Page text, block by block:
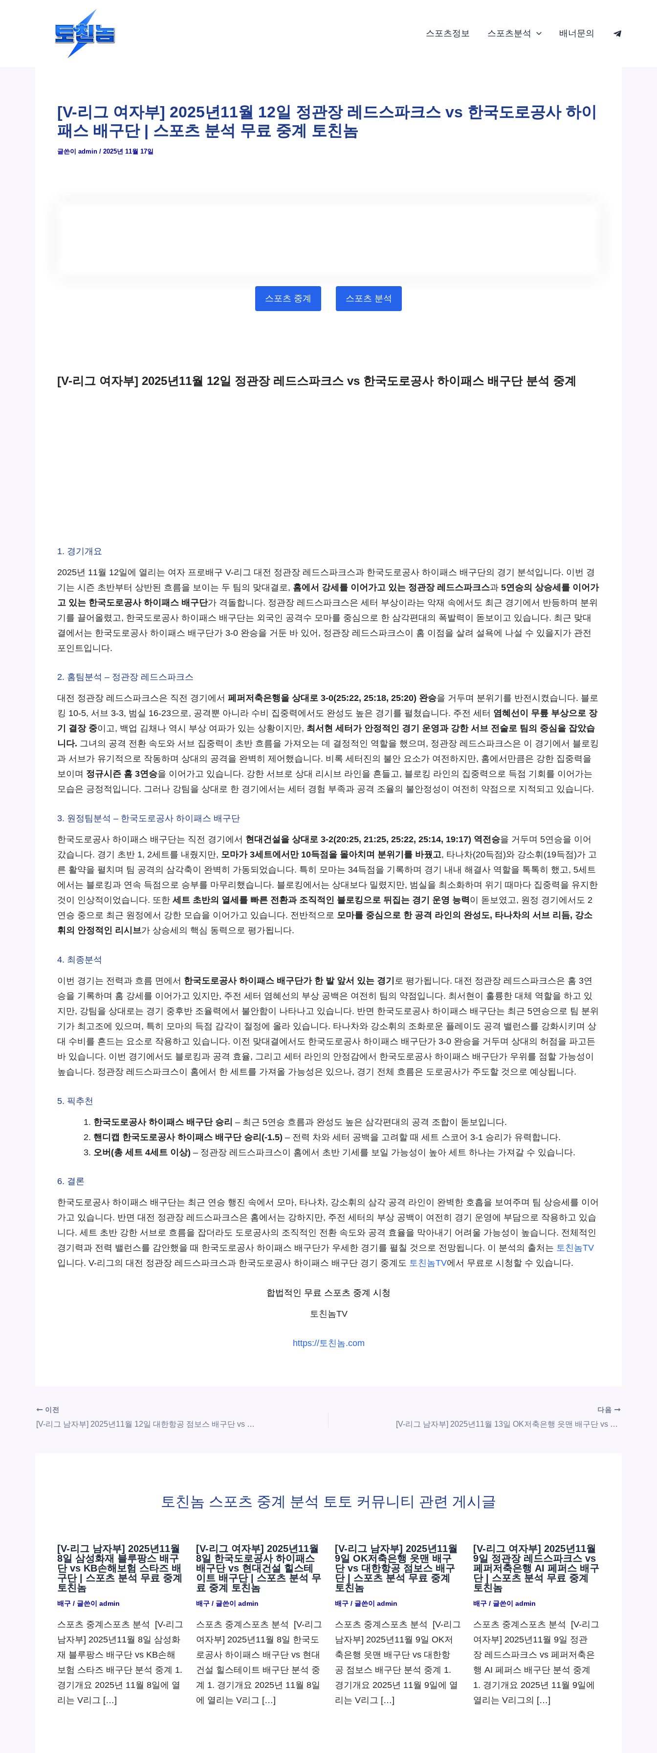
스포츠정보 스포츠분석 배너문의
[V-리그 여자부] 2025년11월 12일 정관장 레드스파크스 vs 한국도로공사 하이
패스 배구단 | 스포츠 분석 무료 중계 토친놈
글쓴이 admin / 2025년 11월 17일
스포츠 중계 스포츠 분석
[V-리그 여자부] 2025년11월 12일 정관장 레드스파크스 vs 한국도로공사 하이패스 배구단 분석 중계
1. 경기개요
2025년 11월 12일에 열리는 여자 프로배구 V-리그 대전 정관장 레드스파크스과 한국도로공사 하이패스 배구단의 경기 분석입니다. 이번 경
기는 시즌 초반부터 상반된 흐름을 보이는 두 팀의 맞대결로, 홈에서 강세를 이어가고 있는 정관장 레드스파크스과 5연승의 상승세를 이어가
고 있는 한국도로공사 하이패스 배구단가 격돌합니다. 정관장 레드스파크스은 세터 부상이라는 악재 속에서도 최근 경기에서 반등하며 분위
기를 끌어올렸고, 한국도로공사 하이패스 배구단는 외국인 공격수 모마를 중심으로 한 삼각편대의 폭발력이 돋보이고 있습니다. 최근 맞대
결에서는 한국도로공사 하이패스 배구단가 3-0 완승을 거둔 바 있어, 정관장 레드스파크스이 홈 이점을 살려 설욕에 나설 수 있을지가 관전
포인트입니다.
2. 홈팀분석 – 정관장 레드스파크스
대전 정관장 레드스파크스은 직전 경기에서 페퍼저축은행을 상대로 3-0(25:22, 25:18, 25:20) 완승을 거두며 분위기를 반전시켰습니다. 블로
킹 10-5, 서브 3-3, 범실 16-23으로, 공격뿐 아니라 수비 집중력에서도 완성도 높은 경기를 펼쳤습니다. 주전 세터 염혜선이 무릎 부상으로 장
기 결장 중이고, 백업 김채나 역시 부상 여파가 있는 상황이지만, 최서현 세터가 안정적인 경기 운영과 강한 서브 전술로 팀의 중심을 잡았습
니다. 그녀의 공격 전환 속도와 서브 집중력이 초반 흐름을 가져오는 데 결정적인 역할을 했으며, 정관장 레드스파크스은 이 경기에서 블로킹
과 서브가 유기적으로 작동하며 상대의 공격을 완벽히 제어했습니다. 비록 세터진의 불안 요소가 여전하지만, 홈에서만큼은 강한 집중력을
보이며 정규시즌 홈 3연승을 이어가고 있습니다. 강한 서브로 상대 리시브 라인을 흔들고, 블로킹 라인의 집중력으로 득점 기회를 이어가는
모습은 긍정적입니다. 그러나 강팀을 상대로 한 경기에서는 세터 경험 부족과 공격 조율의 불안정성이 여전히 약점으로 지적되고 있습니다.
3. 원정팀분석 – 한국도로공사 하이패스 배구단
한국도로공사 하이패스 배구단는 직전 경기에서 현대건설을 상대로 3-2(20:25, 21:25, 25:22, 25:14, 19:17) 역전승을 거두며 5연승을 이어
갔습니다. 경기 초반 1, 2세트를 내줬지만, 모마가 3세트에서만 10득점을 몰아치며 분위기를 바꿨고, 타나차(20득점)와 강소휘(19득점)가 고
른 활약을 펼치며 팀 공격의 삼각축이 완벽히 가동되었습니다. 특히 모마는 34득점을 기록하며 경기 내내 해결사 역할을 톡톡히 했고, 5세트
에서는 블로킹과 연속 득점으로 승부를 마무리했습니다. 블로킹에서는 상대보다 밀렸지만, 범실을 최소화하며 위기 때마다 집중력을 유지한
것이 인상적이었습니다. 또한 세트 초반의 열세를 빠른 전환과 조직적인 블로킹으로 뒤집는 경기 운영 능력 이 돋보였고, 원정 경기에서도 2
연승 중으로 최근 원정에서 강한 모습을 이어가고 있습니다. 전반적으로 모마를 중심으로 한 공격 라인의 완성도, 타나차의 서브 리듬, 강소
휘의 안정적인 리시브가 상승세의 핵심 동력으로 평가됩니다.
4. 최종분석
이번 경기는 전력과 흐름 면에서 한국도로공사 하이패스 배구단가 한 발 앞서 있는 경기 로 평가됩니다. 대전 정관장 레드스파크스은 홈 3연
승을 기록하며 홈 강세를 이어가고 있지만, 주전 세터 염혜선의 부상 공백은 여전히 팀의 약점입니다. 최서현이 훌륭한 대체 역할을 하고 있
지만, 강팀을 상대로는 경기 중후반 조율력에서 불안함이 나타나고 있습니다. 반면 한국도로공사 하이패스 배구단는 최근 5연승으로 팀 분위
기가 최고조에 있으며, 특히 모마의 득점 감각이 절정에 올라 있습니다. 타나차와 강소휘의 조화로운 플레이도 공격 밸런스를 강화시키며 상
대 수비를 흔드는 요소로 작용하고 있습니다. 이전 맞대결에서도 한국도로공사 하이패스 배구단가 3-0 완승을 거두며 상대의 허점을 파고든
바 있습니다. 이번 경기에서도 블로킹과 공격 효율, 그리고 세터 라인의 안정감에서 한국도로공사 하이패스 배구단가 우위를 점할 가능성이
높습니다. 정관장 레드스파크스이 홈에서 한 세트를 가져올 가능성은 있으나, 경기 전체 흐름은 도로공사가 주도할 것으로 예상됩니다.
5. 픽추천
한국도로공사 하이패스 배구단 승리 – 최근 5연승 흐름과 완성도 높은 삼각편대의 공격 조합이 돋보입니다.
핸디캡 한국도로공사 하이패스 배구단 승리(-1.5) – 전력 차와 세터 공백을 고려할 때 세트 스코어 3-1 승리가 유력합니다.
오버(총 세트 4세트 이상) – 정관장 레드스파크스이 홈에서 초반 기세를 보일 가능성이 높아 세트 하나는 가져갈 수 있습니다.
6. 결론
한국도로공사 하이패스 배구단는 최근 연승 행진 속에서 모마, 타나차, 강소휘의 삼각 공격 라인이 완벽한 호흡을 보여주며 팀 상승세를 이어
가고 있습니다. 반면 대전 정관장 레드스파크스은 홈에서는 강하지만, 주전 세터의 부상 공백이 여전히 경기 운영에 부담으로 작용하고 있습
니다. 세트 초반 강한 서브로 흐름을 잡더라도 도로공사의 조직적인 전환 속도와 공격 효율을 막아내기 어려울 가능성이 높습니다. 전체적인
경기력과 전력 밸런스를 감안했을 때 한국도로공사 하이패스 배구단가 우세한 경기를 펼칠 것으로 전망됩니다. 이 분석의 출처는 토친놈TV
입니다. V-리그의 대전 정관장 레드스파크스과 한국도로공사 하이패스 배구단 경기 중계도 토친놈TV에서 무료로 시청할 수 있습니다.
합법적인 무료 스포츠 중계 시청
토친놈TV
https://토친놈.com
이전
[V-리그 남자부] 2025년11월 12일 대한항공 점보스 배구단 vs 삼성화재 블루팡스 배구단 | 스포츠 분석 무료 중계 토친놈
다음
[V-리그 남자부] 2025년11월 13일 OK저축은행 읏맨 배구단 vs 현대캐피탈 스카이워커스 배구단 | 스포츠 분석 무료 중계 토친놈
토친놈 스포츠 중계 분석 토토 커뮤니티 관련 게시글
[V-리그 남자부] 2025년11월
8일 삼성화재 블루팡스 배구
단 vs KB손해보험 스타즈 배
구단 | 스포츠 분석 무료 중계
토친놈
배구 / 글쓴이 admin
스포츠 중계스포츠 분석 ​ [V-리그
남자부] 2025년11월 8일 삼성화
재 블루팡스 배구단 vs KB손해
보험 스타즈 배구단 분석 중계 1.
경기개요 2025년 11월 8일에 열
리는 V리그 […]
[V-리그 여자부] 2025년11월
8일 한국도로공사 하이패스
배구단 vs 현대건설 힐스테
이트 배구단 | 스포츠 분석 무
료 중계 토친놈
배구/ 글쓴이 admin
스포츠 중계스포츠 분석 ​ [V-리그
여자부] 2025년11월 8일 한국도
로공사 하이패스 배구단 vs 현대
건설 힐스테이트 배구단 분석 중
계 1. 경기개요 2025년 11월 8일
에 열리는 V리그 […]
[V-리그 남자부] 2025년11월
9일 OK저축은행 읏맨 배구
단 vs 대한항공 점보스 배구
단 | 스포츠 분석 무료 중계
토친놈
배구/ 글쓴이 admin
스포츠 중계스포츠 분석 ​ [V-리그
남자부] 2025년11월 9일 OK저
축은행 읏맨 배구단 vs 대한항
공 점보스 배구단 분석 중계 1.
경기개요 2025년 11월 9일에 열
리는 V리그 […]
[V-리그 여자부] 2025년11월
9일 정관장 레드스파크스 vs
페퍼저축은행 AI 페퍼스 배구
단 | 스포츠 분석 무료 중계
토친놈
배구 / 글쓴이admin
스포츠 중계스포츠 분석 ​ [V-리그
여자부] 2025년11월 9일 정관
장 레드스파크스 vs 페퍼저축은
행 AI 페퍼스 배구단 분석 중계
1. 경기개요 2025년 11월 9일에
열리는 V리그의 […]